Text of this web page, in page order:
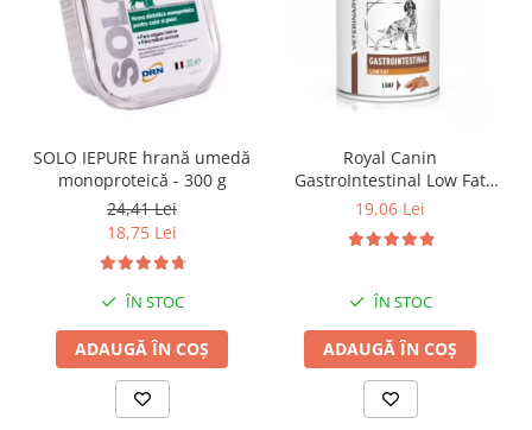
SOLO IEPURE hrană umedă
monoproteică - 300 g
24,41 Lei
18,75 Lei
ÎN STOC
ADAUGĂ ÎN COȘ
Royal Canin
GastroIntestinal Low Fat
Dog– 420 g
19,06 Lei
ÎN STOC
ADAUGĂ ÎN COȘ